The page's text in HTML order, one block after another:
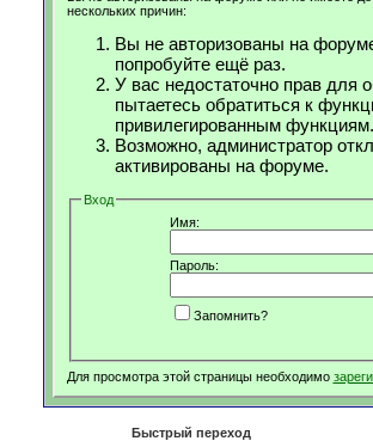
нескольких причин:
Вы не авторизованы на
попробуйте ещё раз.
У вас недостаточно прав для
пытаетесь обратиться к
привилегированным функциям.
Возможно, администратор
активированы на форуме.
Вход
Имя:
Пароль:
Запомнить?
Для просмотра этой страницы необходимо
Быстрый переход